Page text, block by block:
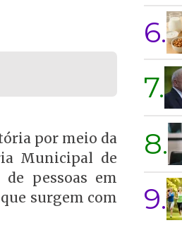
por meio da
Municipal de
pessoas em
surgem com
6.
7.
8.
9.